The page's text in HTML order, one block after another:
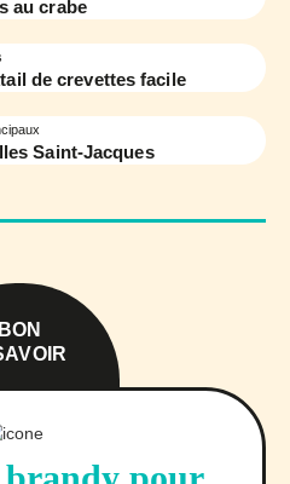
au crabe
de crevettes facile
Saint-Jacques
BON